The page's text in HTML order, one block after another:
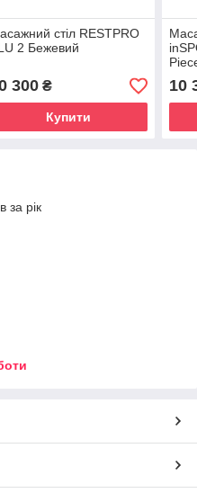
стіл RESTPRO
2 Бежевий
300₴
Купити
10
за рік